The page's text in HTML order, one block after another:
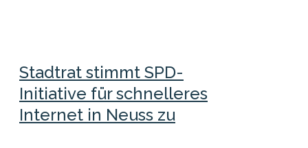
Stadtrat stimmt SPD-
Initiative für schnelleres
Internet in Neuss zu